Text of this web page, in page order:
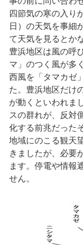
四節気の寒の入り
日）の天気を事細
て天気を見るとか
豊浜地区は風の呼
マ」のつく風が多
西風を「タマカゼ
た。豊浜地区だけ
が動くといわれま
スの群れが、反対
化する前兆だった
地域にのこる観天
きましたが、必要
ます。停電や情報
せん。